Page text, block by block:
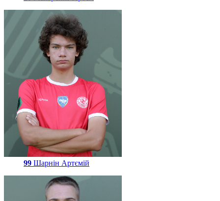
99 Шарнін Артємій